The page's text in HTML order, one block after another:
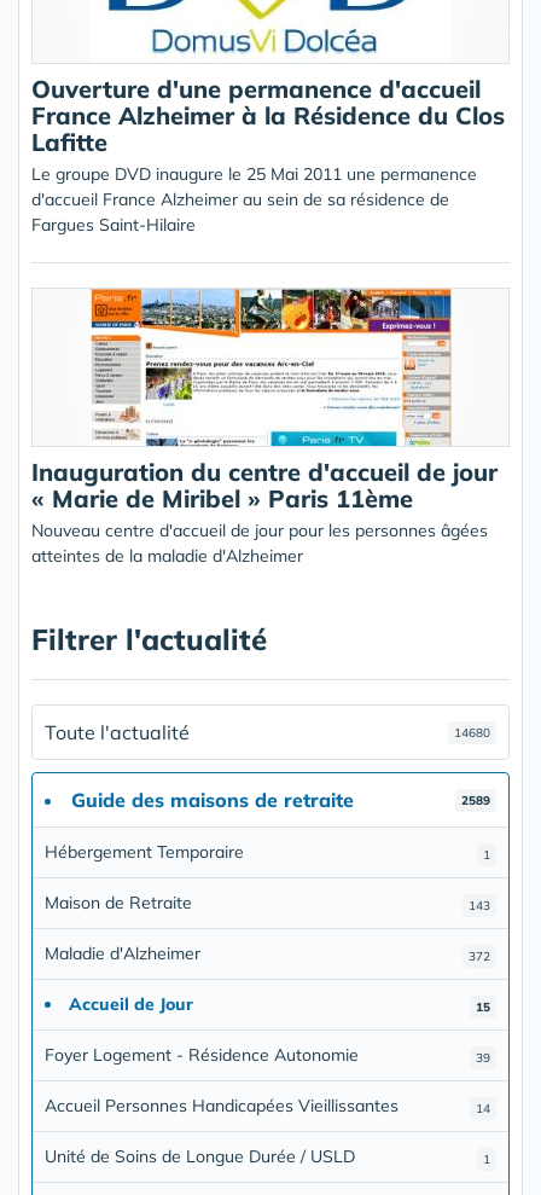
Ouverture d'une permanence d'accueil
France Alzheimer à la Résidence du Clos
Lafitte
Le groupe DVD inaugure le 25 Mai 2011 une permanence
d'accueil France Alzheimer au sein de sa résidence de
Fargues Saint-Hilaire
Inauguration du centre d'accueil de jour
« Marie de Miribel » Paris 11ème
Nouveau centre d'accueil de jour pour les personnes âgées
atteintes de la maladie d'Alzheimer
Filtrer l'actualité
Toute l'actualité 14680
Guide des maisons de retraite 2589
Hébergement Temporaire 1
Maison de Retraite 143
Maladie d'Alzheimer 372
Accueil de Jour 15
Foyer Logement - Résidence Autonomie 39
Accueil Personnes Handicapées Vieillissantes 14
Unité de Soins de Longue Durée / USLD 1